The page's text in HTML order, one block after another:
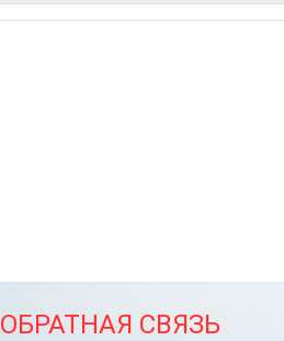
ОБРАТНАЯ СВЯЗЬ